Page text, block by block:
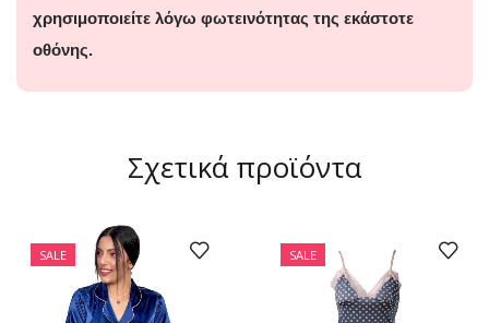
χρησιμοποιείτε λόγω φωτεινότητας της εκάστοτε
οθόνης.
Σχετικά προϊόντα
SALE SALE